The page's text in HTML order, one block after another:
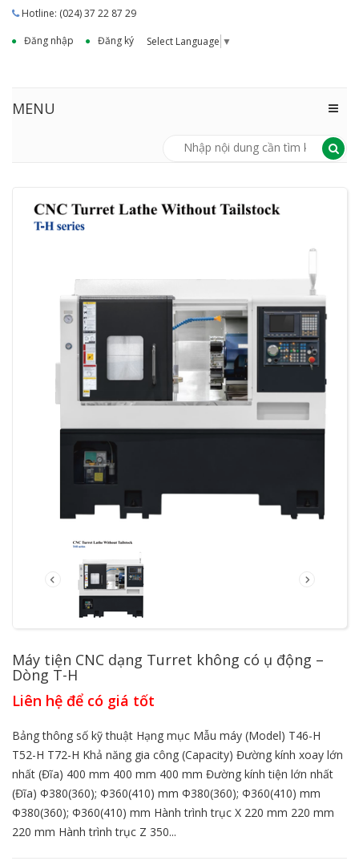
Hotline: (024) 37 22 87 29
Đăng nhập
Đăng ký Select Language ▼
MENU
Máy tiện CNC dạng Turret không có ụ động –
Dòng T-H
Liên hệ để có giá tốt
Bảng thông số kỹ thuật Hạng mục Mẫu máy (Model) T46-H
T52-H T72-H Khả năng gia công (Capacity) Đường kính xoay lớn
nhất (Đĩa) 400 mm 400 mm 400 mm Đường kính tiện lớn nhất
(Đĩa) Φ380(360); Φ360(410) mm Φ380(360); Φ360(410) mm
Φ380(360); Φ360(410) mm Hành trình trục X 220 mm 220 mm
220 mm Hành trình trục Z 350...